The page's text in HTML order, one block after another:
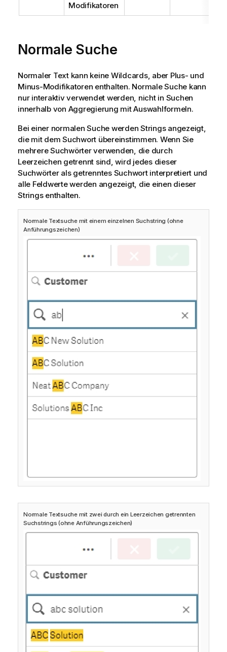
Modifikatoren
Normale Suche
Normaler Text kann keine Wildcards, aber Plus- und
Minus-Modifikatoren enthalten. Normale Suche kann
nur interaktiv verwendet werden, nicht in Suchen
innerhalb von Aggregierung mit Auswahlformeln.
Bei einer normalen Suche werden Strings angezeigt,
die mit dem Suchwort übereinstimmen. Wenn Sie
mehrere Suchwörter verwenden, die durch
Leerzeichen getrennt sind, wird jedes dieser
Suchwörter als getrenntes Suchwort interpretiert und
alle Feldwerte werden angezeigt, die einen dieser
Strings enthalten.
Normale Textsuche mit einem einzelnen Suchstring (ohne
Anführungszeichen)
Normale Textsuche mit zwei durch ein Leerzeichen getrennten
Suchstrings (ohne Anführungszeichen)